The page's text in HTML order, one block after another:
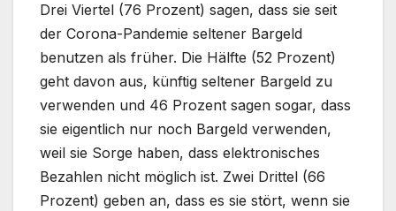
Drei Viertel (76 Prozent) sagen, dass sie seit
der Corona-Pandemie seltener Bargeld
benutzen als früher. Die Hälfte (52 Prozent)
geht davon aus, künftig seltener Bargeld zu
verwenden und 46 Prozent sagen sogar, dass
sie eigentlich nur noch Bargeld verwenden,
weil sie Sorge haben, dass elektronisches
Bezahlen nicht möglich ist. Zwei Drittel (66
Prozent) geben an, dass es sie stört, wenn sie